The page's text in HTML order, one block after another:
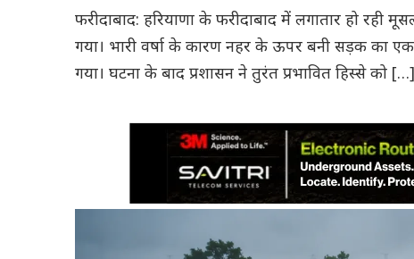
फरीदाबाद: हरियाणा के फरीदाबाद में लगातार हो
गया। भारी वर्षा के कारण नहर के ऊपर बनी सड़क का
गया। घटना के बाद प्रशासन ने तुरंत प्रभावित हिस्से को […]